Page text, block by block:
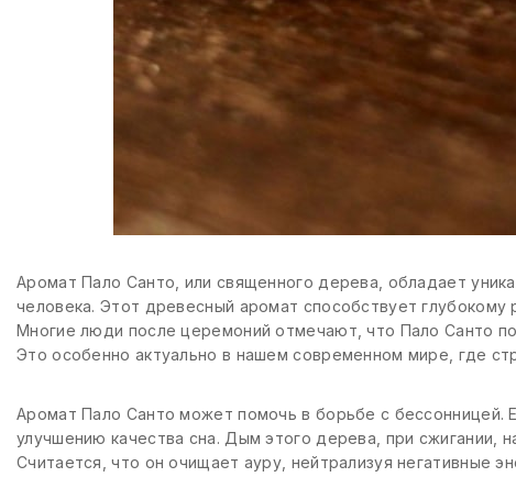
Аромат Пало Санто, или священного дерева, обладает
человека. Этот древесный аромат способствует глубокому
Многие люди после церемоний отмечают, что Пало Санто
Это особенно актуально в нашем современном мире, где
Аромат Пало Санто может помочь в борьбе с бессонницей.
улучшению качества сна. Дым этого дерева, при сжигании,
Считается, что он очищает ауру, нейтрализуя негативные